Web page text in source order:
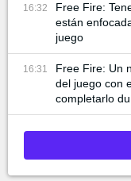
16:32
Free Fire:
están
juego
16:31
Free Fire: Un
del juego con
completarlo